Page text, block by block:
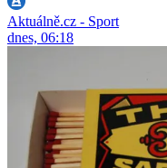
Aktuálně.cz - Sport
dnes, 06:18